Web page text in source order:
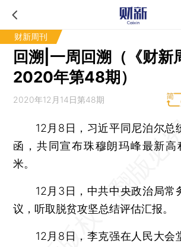
财新周刊
回溯|一周回溯（《财新
2020年第48期）
2020年12月14日第48期
12月8日，习近平同尼泊尔总
函，共同宣布珠穆朗玛峰最新
米。
12月3日，中共中央政治局常
议，听取脱贫攻坚总结评估汇报。
12月8日，李克强在人民大会